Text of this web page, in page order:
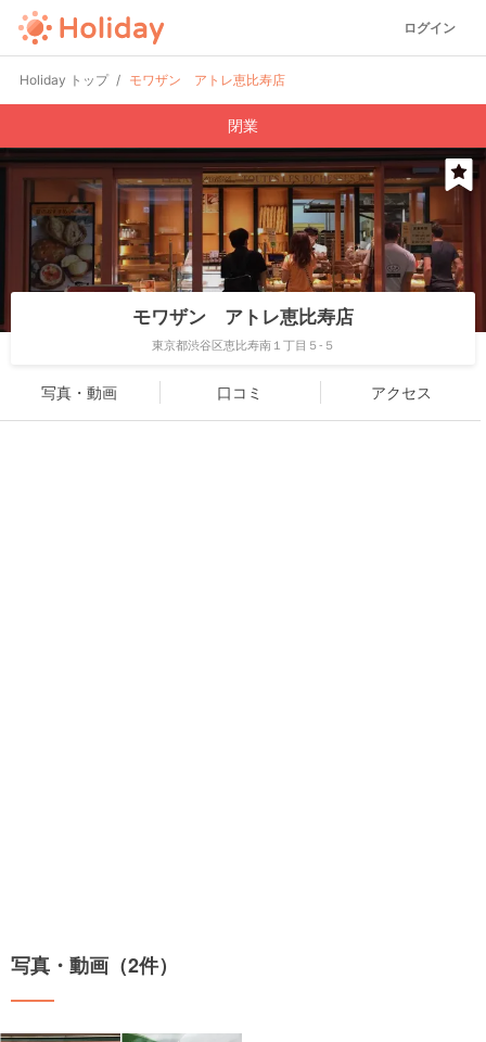
ログイン
Holiday トップ モワザン アトレ恵比寿店
閉業
モワザン アトレ恵比寿店
東京都渋谷区恵比寿南１丁目５-５
写真・動画 口コミ アクセス
写真・動画（2件）